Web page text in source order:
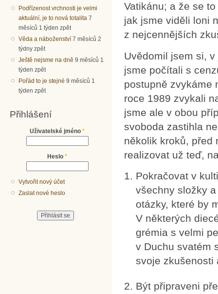
Podřízenost vrchnosti je velmi
aktuální, je to nová totalita 7
měsíců 1 týden zpět
Věda a náboženství 7 měsíců 2
týdny zpět
Ještě nejsme na dně 9 měsíců 1
týden zpět
Pořád to je stejné 9 měsíců 1
týden zpět
Přihlášení
Uživatelské jméno *
Heslo *
Vytvořit nový účet
Zaslat nové heslo
Vatikánu; a že se
jak jsme viděli loni
z nejcennějších
Uvědomil jsem si,
jsme počítali s
postupně zvykáme
roce 1989 zvykali
jsme ale v obou
svoboda zastihla
několik kroků, před
realizovat už teď,
Pokračovat v
všechny složky
otázky, které by
V některých
grémia s velmi
v Duchu svatém
svoje zkušenosti
Být připraveni